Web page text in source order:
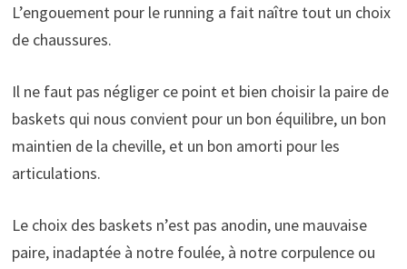
L’engouement pour le running a fait naître tout un choix
de chaussures.
Il ne faut pas négliger ce point et bien choisir la paire de
baskets qui nous convient pour un bon équilibre, un bon
maintien de la cheville, et un bon amorti pour les
articulations.
Le choix des baskets n’est pas anodin, une mauvaise
paire, inadaptée à notre foulée, à notre corpulence ou